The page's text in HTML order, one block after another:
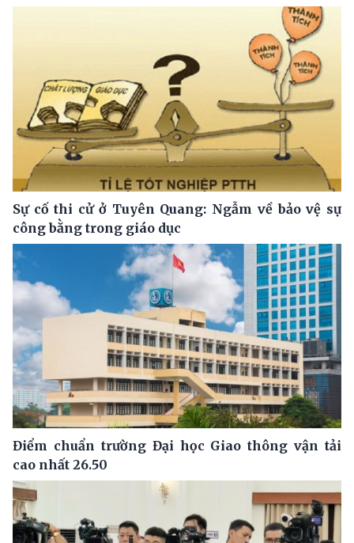
Sự cố thi cử ở Tuyên Quang: Ngẫm về bảo vệ sự
công bằng trong giáo dục
Điểm chuẩn trường Đại học Giao thông vận tải
cao nhất 26.50